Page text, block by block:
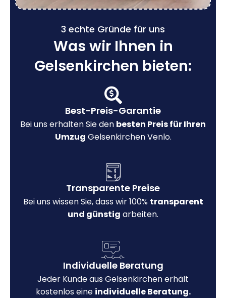
3 echte Gründe für uns
Was wir Ihnen in
Gelsenkirchen bieten:
Best-Preis-Garantie
Bei uns erhalten Sie den besten Preis für Ihren
Umzug Gelsenkirchen Venlo.
Transparente Preise
Bei uns wissen Sie, dass wir 100% transparent
und günstig arbeiten.
Individuelle Beratung
Jeder Kunde aus Gelsenkirchen erhält
kostenlos eine individuelle Beratung.